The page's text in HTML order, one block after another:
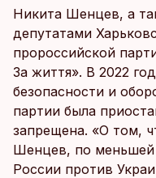
Никита Шенцев, а
депутатами
пророссийской
За життя». В 2022
безопасности и
партии была
запрещена. «О том,
Шенцев, по
России против